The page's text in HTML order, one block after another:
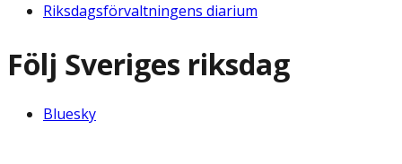
Riksdagsförvaltningens diarium
Följ Sveriges riksdag
Bluesky